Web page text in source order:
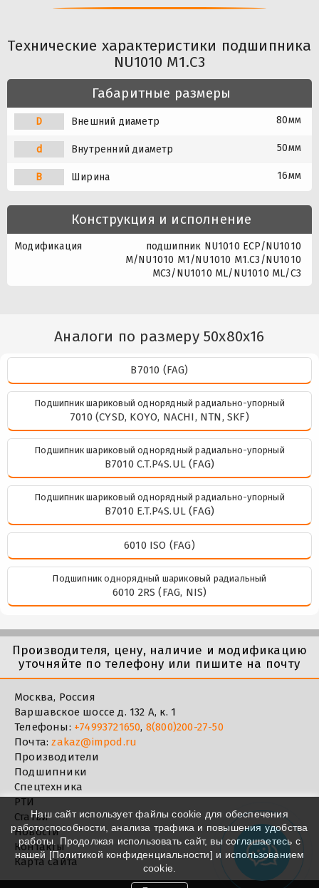
Технические характеристики подшипника
NU1010 M1.C3
Габаритные размеры
D Внешний диаметр 80мм
d Внутренний диаметр 50мм
B Ширина 16мм
Конструкция и исполнение
Модификация
подшипник NU1010 ECP/NU1010
M/NU1010 M1/NU1010 M1.C3/NU1010
MC3/NU1010 ML/NU1010 ML/C3
Аналоги по размеру 50x80x16
B7010 (FAG)
Подшипник шариковый однорядный радиально-упорный
7010 (CYSD, KOYO, NACHI, NTN, SKF)
Подшипник шариковый однорядный радиально-упорный
B7010 C.T.P4S.UL (FAG)
Подшипник шариковый однорядный радиально-упорный
B7010 E.T.P4S.UL (FAG)
6010 ISO (FAG)
Подшипник однорядный шариковый радиальный
6010 2RS (FAG, NIS)
Производителя, цену, наличие и модификацию
уточняйте по телефону или пишите на почту
Москва, Россия
Варшавское шоссе д. 132 А, к. 1
Телефоны: +74993721650, 8(800)200-27-50
Почта:zakaz@impod.ru
Производители
Подшипники
Спецтехника
РТИ
Статьи
Новости
Контакты
Карта сайта
Наш сайт использует файлы cookie для обеспечения
работоспособности, анализа трафика и повышения удобства
работы. Продолжая использовать сайт, вы соглашаетесь с
нашей [Политикой конфиденциальности] и использованием
cookie.